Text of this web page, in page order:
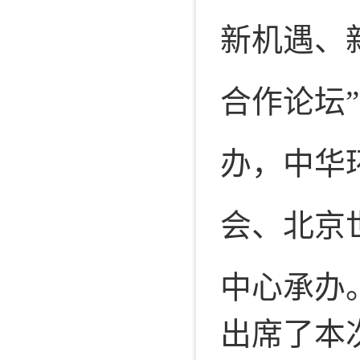
新机遇、
合作论坛
办，中华
会、北京
中心承办
出席了本